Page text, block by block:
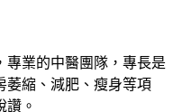
專業的中醫團隊，專長是
萎縮、減肥、瘦身等項
讚。